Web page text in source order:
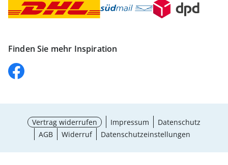
Finden Sie mehr Inspiration
Vertrag widerrufen Impressum
Datenschutz
AGB
Widerruf Datenschutzeinstellungen